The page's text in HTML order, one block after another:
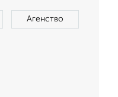
Агенство